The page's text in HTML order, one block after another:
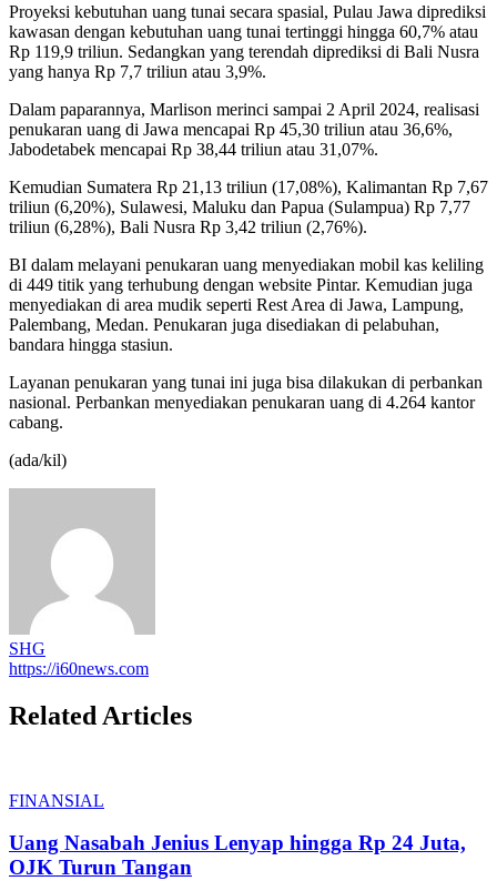
Proyeksi kebutuhan uang tunai secara spasial, Pulau Jawa diprediksi
kawasan dengan kebutuhan uang tunai tertinggi hingga 60,7% atau
Rp 119,9 triliun. Sedangkan yang terendah diprediksi di Bali Nusra
yang hanya Rp 7,7 triliun atau 3,9%.
Dalam paparannya, Marlison merinci sampai 2 April 2024, realisasi
penukaran uang di Jawa mencapai Rp 45,30 triliun atau 36,6%,
Jabodetabek mencapai Rp 38,44 triliun atau 31,07%.
Kemudian Sumatera Rp 21,13 triliun (17,08%), Kalimantan Rp 7,67
triliun (6,20%), Sulawesi, Maluku dan Papua (Sulampua) Rp 7,77
triliun (6,28%), Bali Nusra Rp 3,42 triliun (2,76%).
BI dalam melayani penukaran uang menyediakan mobil kas keliling
di 449 titik yang terhubung dengan website Pintar. Kemudian juga
menyediakan di area mudik seperti Rest Area di Jawa, Lampung,
Palembang, Medan. Penukaran juga disediakan di pelabuhan,
bandara hingga stasiun.
Layanan penukaran yang tunai ini juga bisa dilakukan di perbankan
nasional. Perbankan menyediakan penukaran uang di 4.264 kantor
cabang.
(ada/kil)
SHG
https://i60news.com
Related Articles
FINANSIAL
Uang Nasabah Jenius Lenyap hingga Rp 24 Juta,
OJK Turun Tangan